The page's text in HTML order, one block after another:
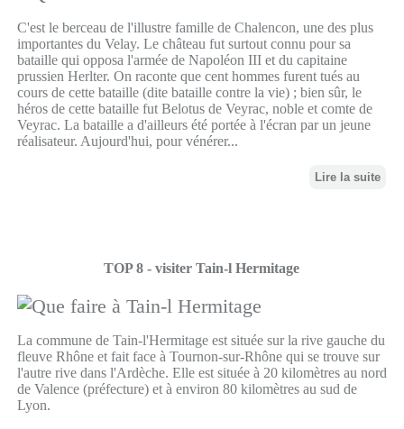
C'est le berceau de l'illustre famille de Chalencon, une des plus
importantes du Velay. Le château fut surtout connu pour sa
bataille qui opposa l'armée de Napoléon III et du capitaine
prussien Herlter. On raconte que cent hommes furent tués au
cours de cette bataille (dite bataille contre la vie) ; bien sûr, le
héros de cette bataille fut Belotus de Veyrac, noble et comte de
Veyrac. La bataille a d'ailleurs été portée à l'écran par un jeune
réalisateur. Aujourd'hui, pour vénérer...
Lire la suite
TOP 8 - visiter Tain-l Hermitage
La commune de Tain-l'Hermitage est située sur la rive gauche du
fleuve Rhône et fait face à Tournon-sur-Rhône qui se trouve sur
l'autre rive dans l'Ardèche. Elle est située à 20 kilomètres au nord
de Valence (préfecture) et à environ 80 kilomètres au sud de
Lyon.